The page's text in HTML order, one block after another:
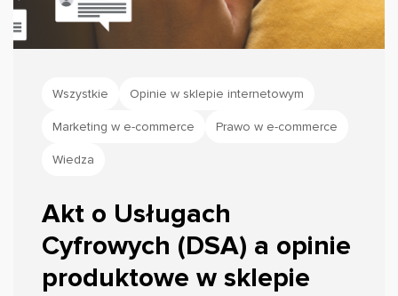
Wszystkie Opinie w sklepie internetowym
Marketing w e-commerce Prawo w e-commerce
Wiedza
Akt o Usługach
Cyfrowych (DSA) a opinie
produktowe w sklepie